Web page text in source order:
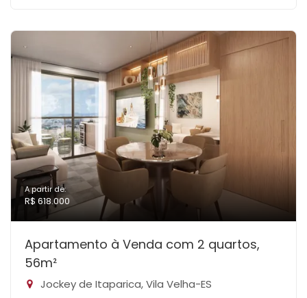
A partir de:
R$ 618.000
Apartamento à Venda com 2 quartos,
56m²
Jockey de Itaparica, Vila Velha-ES